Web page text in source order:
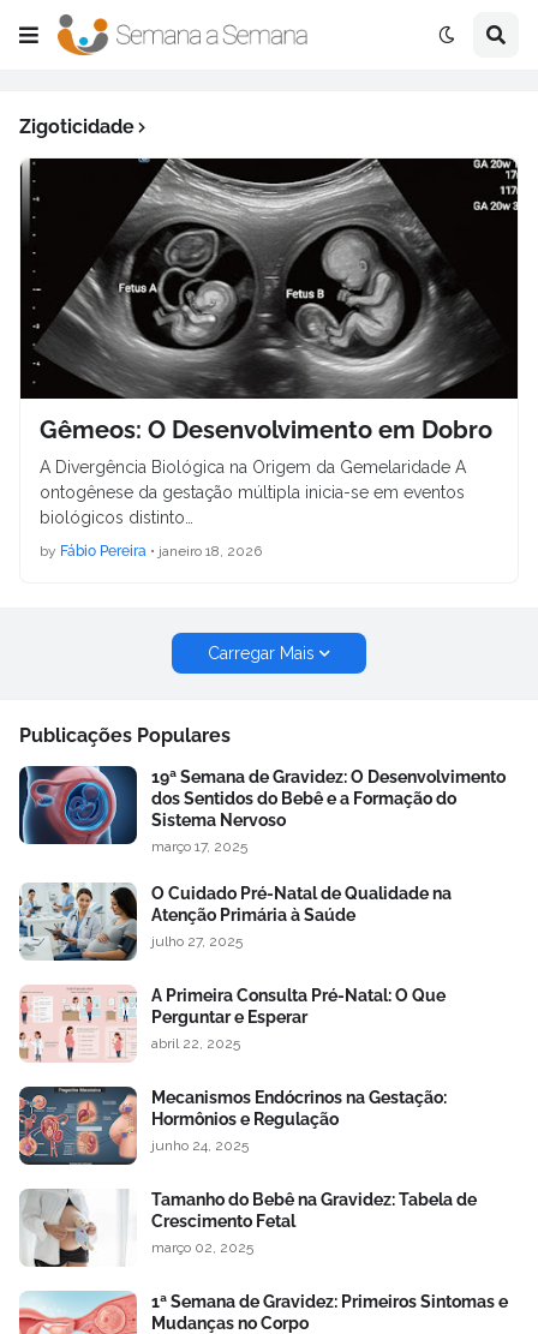
Zigoticidade
Gêmeos: O Desenvolvimento em Dobro
A Divergência Biológica na Origem da Gemelaridade A
ontogênese da gestação múltipla inicia-se em eventos
biológicos distinto…
by Fábio Pereira • janeiro 18, 2026
Carregar Mais
Publicações Populares
19ª Semana de Gravidez: O Desenvolvimento
dos Sentidos do Bebê e a Formação do
Sistema Nervoso
março 17, 2025
O Cuidado Pré-Natal de Qualidade na
Atenção Primária à Saúde
julho 27, 2025
A Primeira Consulta Pré-Natal: O Que
Perguntar e Esperar
abril 22, 2025
Mecanismos Endócrinos na Gestação:
Hormônios e Regulação
junho 24, 2025
Tamanho do Bebê na Gravidez: Tabela de
Crescimento Fetal
março 02, 2025
1ª Semana de Gravidez: Primeiros Sintomas e
Mudanças no Corpo